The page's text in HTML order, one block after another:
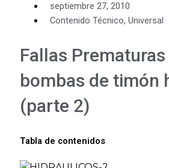
septiembre 27, 2010
Contenido Técnico, Universal
Fallas Prematuras
bombas de timón
(parte 2)
Tabla de contenidos